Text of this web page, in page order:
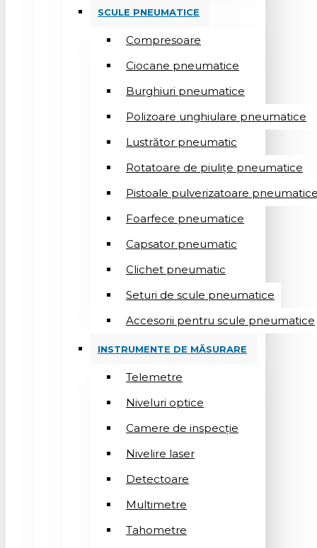
SCULE PNEUMATICE
Compresoare
Ciocane pneumatice
Burghiuri pneumatice
Polizoare unghiulare pneumatice
Lustrător pneumatic
Rotatoare de piulițe pneumatice
Pistoale pulverizatoare
Foarfece pneumatice
Capsator pneumatic
Clichet pneumatic
Seturi de scule pneumatice
Accesorii pentru scule pneumatice
INSTRUMENTE DE MĂSURARE
Telemetre
Niveluri optice
Camere de inspecție
Nivelire laser
Detectoare
Multimetre
Tahometre